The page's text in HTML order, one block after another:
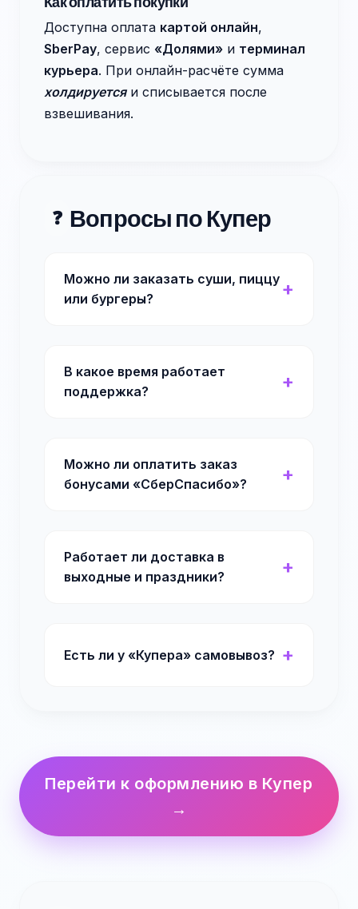
Доступна оплата картой онлайн,
SberPay, сервис «Долями» и терминал
курьера. При онлайн-расчёте сумма
холдируетсяи списывается после
взвешивания.
❓ Вопросы по Купер
Можно ли заказать суши, пиццу
или бургеры?
В какое время работает
поддержка?
Можно ли оплатить заказ
бонусами «СберСпасибо»?
Работает ли доставка в
выходные и праздники?
Есть ли у «Купера» самовывоз?
Перейти к оформлению в Купер
→